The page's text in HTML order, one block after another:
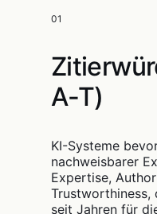
01
A-T)
KI-Systeme
nachweisbarer
Expertise,
Trustworthiness,
seit Jahren für